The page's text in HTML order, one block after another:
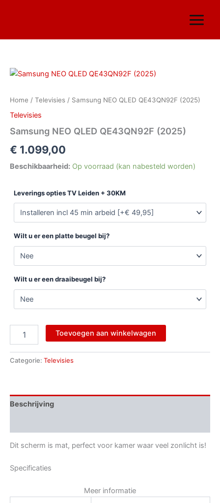
inhoud
Home / Televisies / Samsung NEO QLED QE43QN92F (2025)
Televisies
Samsung NEO QLED QE43QN92F (2025)
€ 1.099,00
Beschikbaarheid: Op voorraad (kan nabesteld worden)
Leverings opties TV Leiden + 30KM
Wilt u er een platte beugel bij?
Wilt u er een draaibeugel bij?
Samsung
QE43QN92F
(2025)
Toevoegen aan winkelwagen
Categorie: Televisies
Beschrijving
Dit scherm is mat, perfect voor kamer waar veel zonlicht is!
Specificaties
Meer informatie